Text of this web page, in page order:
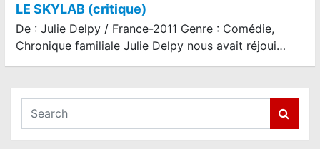
LE SKYLAB (critique)
De : Julie Delpy / France-2011 Genre : Comédie,
Chronique familiale Julie Delpy nous avait réjoui…
a